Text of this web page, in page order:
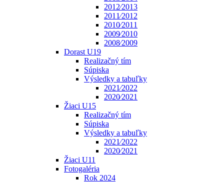
2012⁄2013
2011⁄2012
2010⁄2011
2009⁄2010
2008⁄2009
Dorast U19
Realizačný tím
Súpiska
Výsledky a tabuľky
2021⁄2022
2020⁄2021
Žiaci U15
Realizačný tím
Súpiska
Výsledky a tabuľky
2021⁄2022
2020⁄2021
Žiaci U11
Fotogaléria
Rok 2024